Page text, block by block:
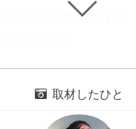
はおおきな商業施設等はなく
こうでなくっちゃという人に
然何もないかと思われるかも
取材したひと